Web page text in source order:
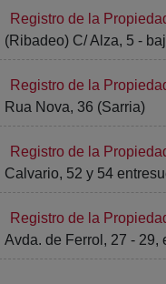
Registro de la
(Ribadeo) C/ Alza, 5 -
Registro de la
Rua Nova, 36 (Sarria)
Registro de la
Calvario, 52 y 54
Registro de la
Avda. de Ferrol, 27 - 29,